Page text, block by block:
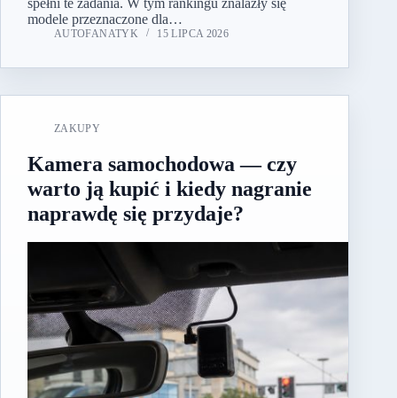
spełni te zadania. W tym rankingu znalazły się
modele przeznaczone dla…
AUTOFANATYK 15 LIPCA 2026
ZAKUPY
Kamera samochodowa — czy
warto ją kupić i kiedy nagranie
naprawdę się przydaje?